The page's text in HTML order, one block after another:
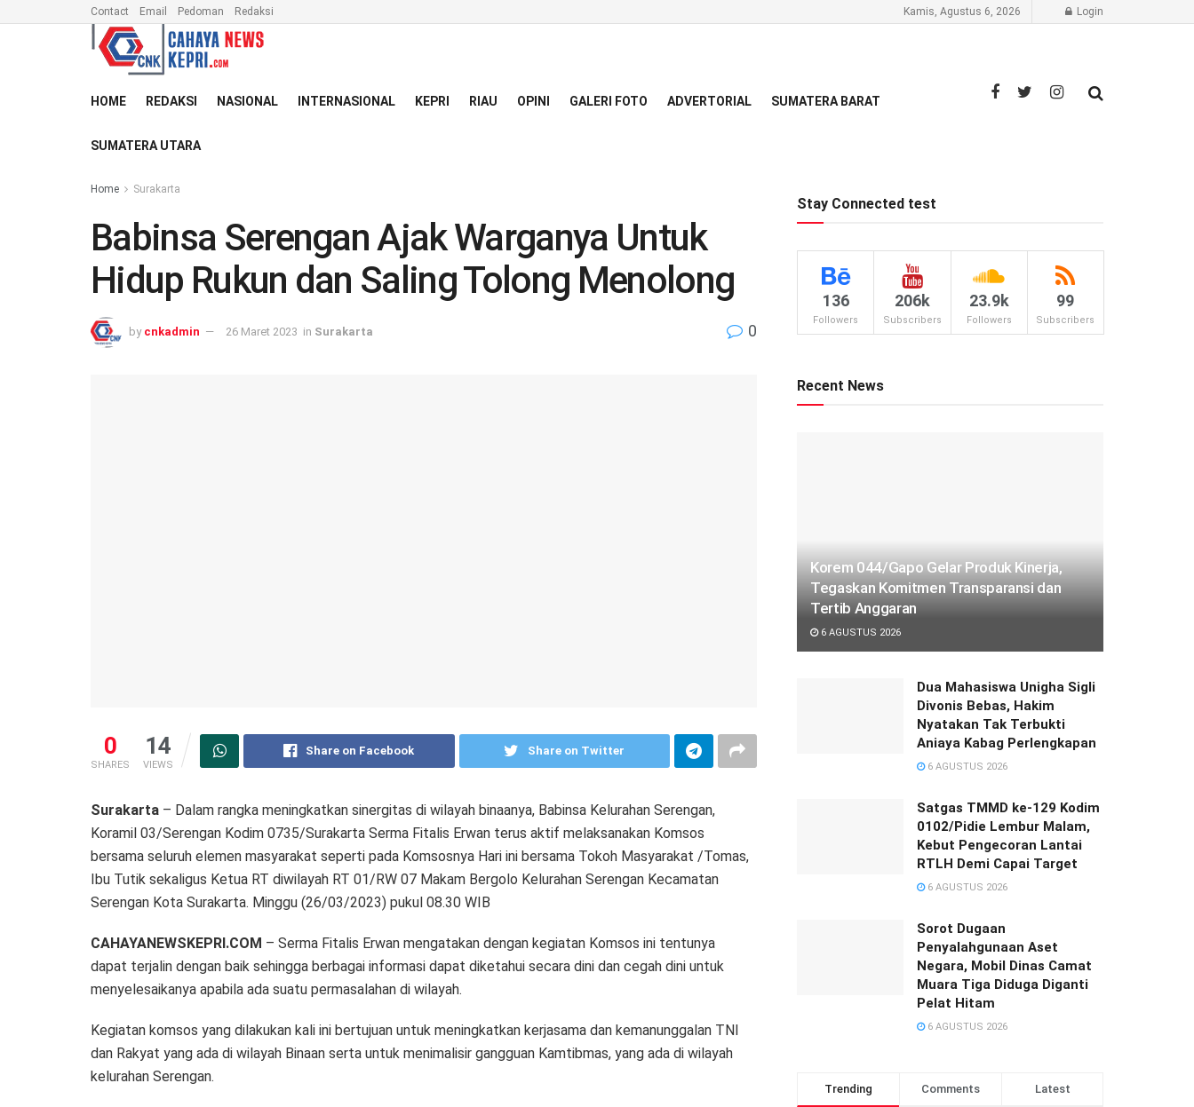
Contact Email Pedoman Redaksi Kamis, Agustus 6, 2026 Login
HOME REDAKSI NASIONAL INTERNASIONAL KEPRI RIAU OPINI GALERI FOTO ADVERTORIAL SUMATERA BARAT
SUMATERA UTARA
Home Surakarta
Babinsa Serengan Ajak Warganya Untuk
Hidup Rukun dan Saling Tolong Menolong
by cnkadmin 26 Maret 2023 in Surakarta 0
0
SHARES
14
VIEWS
Share on Facebook Share on Twitter
Surakarta – Dalam rangka meningkatkan sinergitas di wilayah binaanya, Babinsa Kelurahan Serengan,
Koramil 03/Serengan Kodim 0735/Surakarta Serma Fitalis Erwan terus aktif melaksanakan Komsos
bersama seluruh elemen masyarakat seperti pada Komsosnya Hari ini bersama Tokoh Masyarakat /Tomas,
Ibu Tutik sekaligus Ketua RT diwilayah RT 01/RW 07 Makam Bergolo Kelurahan Serengan Kecamatan
Serengan Kota Surakarta. Minggu (26/03/2023) pukul 08.30 WIB
CAHAYANEWSKEPRI.COM – Serma Fitalis Erwan mengatakan dengan kegiatan Komsos ini tentunya
dapat terjalin dengan baik sehingga berbagai informasi dapat diketahui secara dini dan cegah dini untuk
menyelesaikanya apabila ada suatu permasalahan di wilayah.
Kegiatan komsos yang dilakukan kali ini bertujuan untuk meningkatkan kerjasama dan kemanunggalan TNI
dan Rakyat yang ada di wilayah Binaan serta untuk menimalisir gangguan Kamtibmas, yang ada di wilayah
kelurahan Serengan.
Stay Connected test
136
Followers
206k
Subscribers
23.9k
Followers
99
Subscribers
Recent News
Korem 044/Gapo Gelar Produk Kinerja,
Tegaskan Komitmen Transparansi dan
Tertib Anggaran
6 AGUSTUS 2026
Dua Mahasiswa Unigha Sigli
Divonis Bebas, Hakim
Nyatakan Tak Terbukti
Aniaya Kabag Perlengkapan
6 AGUSTUS 2026
Satgas TMMD ke-129 Kodim
0102/Pidie Lembur Malam,
Kebut Pengecoran Lantai
RTLH Demi Capai Target
6 AGUSTUS 2026
Sorot Dugaan
Penyalahgunaan Aset
Negara, Mobil Dinas Camat
Muara Tiga Diduga Diganti
Pelat Hitam
6 AGUSTUS 2026
Trending Comments Latest